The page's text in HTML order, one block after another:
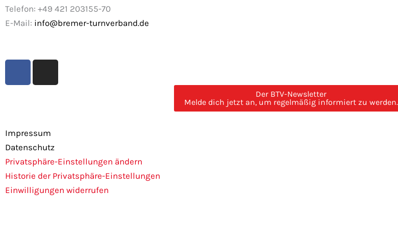
Telefon: +49 421 203155-70
E-Mail: info@bremer-turnverband.de
o
o
k
g
r
a
m
Der BTV-Newsletter
Melde dich jetzt an, um regelmäßig informiert zu werden.
Impressum
Datenschutz
Privatsphäre-Einstellungen ändern
Historie der Privatsphäre-Einstellungen
Einwilligungen widerrufen